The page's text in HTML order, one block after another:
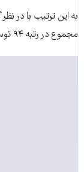
به این ترتیب با در
مجموع در رتبه ۹۴ توسعه اجتماعی است.